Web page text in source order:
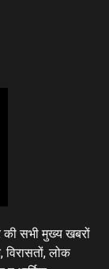
की सभी मुख्य खबरों
लोक